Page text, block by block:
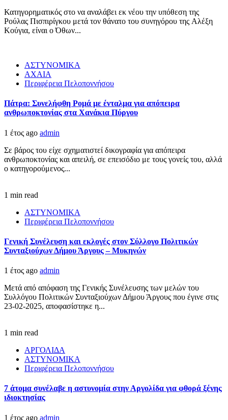
Κατηγορηματικός στο να αναλάβει εκ νέου την υπόθεση της
Ρούλας Πισπιρίγκου μετά τον θάνατο του συνηγόρου της Αλέξη
Κούγια, είναι ο Όθων...
ΑΣΤΥΝΟΜΙΚΑ
ΑΧΑΙΑ
Περιφέρεια Πελοποννήσου
Πάτρα: Συνελήφθη Ρομά με ένταλμα για απόπειρα
ανθρωποκτονίας στα Χανάκια Πύργου
1 έτος ago admin
Σε βάρος του είχε σχηματιστεί δικογραφία για απόπειρα
ανθρωποκτονίας και απειλή, σε επεισόδιο με τους γονείς του, αλλά
ο κατηγορούμενος...
1 min read
ΑΣΤΥΝΟΜΙΚΑ
Περιφέρεια Πελοποννήσου
Γενική Συνέλευση και εκλογές στον Σύλλογο Πολιτικών
Συνταξιούχων Δήμου Άργους – Μυκηνών
1 έτος ago admin
Μετά από απόφαση της Γενικής Συνέλευσης των μελών του
Συλλόγου Πολιτικών Συνταξιούχων Δήμου Άργους που έγινε στις
23-02-2025, αποφασίστηκε η...
1 min read
ΑΡΓΟΛΙΔΑ
ΑΣΤΥΝΟΜΙΚΑ
Περιφέρεια Πελοποννήσου
7 άτομα συνέλαβε η αστυνομία στην Αργολίδα για φθορά ξένης
ιδιοκτησίας
1 έτος ago admin